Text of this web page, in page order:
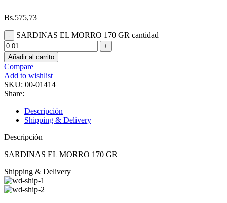
Bs.575,73
SARDINAS EL MORRO 170 GR cantidad
Añadir al carrito
Compare
Add to wishlist
SKU: 00-01414
Share:
Descripción
Shipping & Delivery
Descripción
SARDINAS EL MORRO 170 GR
Shipping & Delivery